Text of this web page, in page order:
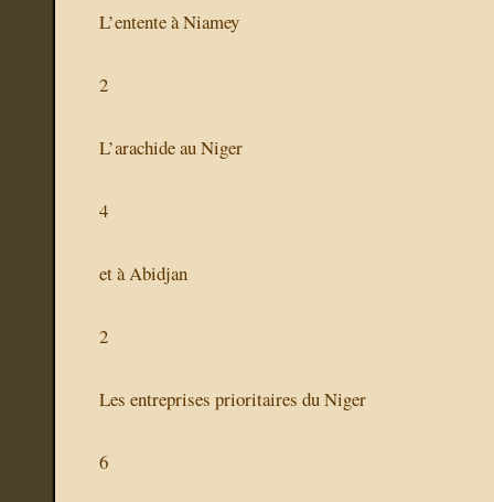
L’entente à Niamey
2
L’arachide au Niger
4
et à Abidjan
2
Les entreprises prioritaires du Niger
6